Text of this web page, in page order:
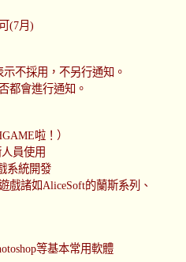
(7月)
不採用，不另行通知。
都會進行通知。
啦！）
員使用
系統開發
諸如AliceSoft的蘭斯系列、
等基本常用軟體